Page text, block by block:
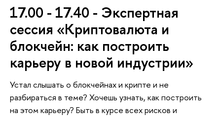
17.00 - 17.40 - Экспертная
сессия «Криптовалюта и
блокчейн: как построить
карьеру в новой индустрии»
Устал слышать о блокчейнах и крипте и не
разбираться в теме? Хочешь узнать, как построить
на этом карьеру? Быть в курсе всех рисков и